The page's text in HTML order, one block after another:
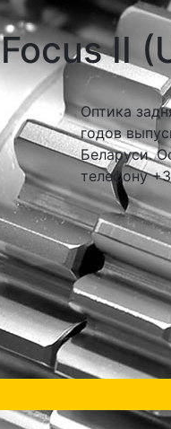
II
Оптика
годов
Беларуси.
телефону